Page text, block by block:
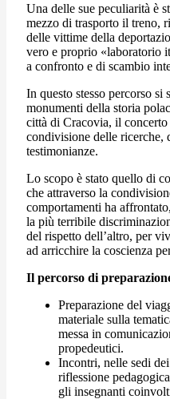
Una delle sue peculiarità è
mezzo di trasporto il treno,
delle vittime della
vero e proprio «laboratorio
a confronto e di scambio
In questo stesso percorso si
monumenti della storia
città di Cracovia, il
condivisione delle ricerche,
testimonianze.
Lo scopo è stato quello di
che attraverso la
comportamenti ha
la più terribile
del rispetto dell’altro, per
ad arricchire la coscienza
Il percorso di
Preparazione del
materiale sulla
messa in
propedeutici.
Incontri, nelle sedi
riflessione
gli insegnanti